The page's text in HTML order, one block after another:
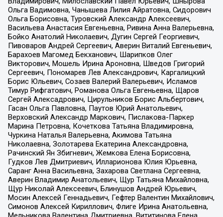
Ольга Вадимовна, Чанышева Лилия Айратовна, Сидорович
Ольга Борисовна, Туровский Александр Алексеевич,
Васильева Анастасия Евгеньевна, Ривина Анна Валерьевна,
Бойко Анатолий Николаевич, Дугин Сергей Георгиевич,
Пивоваров Андрей Сергеевич, Аверин Виталий Евгеньевич,
Барахоев Магомед Бекханович, Шарипков Олег
Викторович, Мошель Ирина Ароновна, Шведов Григорий
Сергеевич, Пономарев Лев Александрович, Каргалицкий
Борис Юльевич, Созаев Валерий Валерьевич, Исламов
Тимур Рифгатович, Романова Ольга Евгеньевна, Щаров
Сергей Алексадрович, Цирульников Борис Альбертович,
Гасан Ольга Павловна, Паутов Юрий Анатольевич,
Верховский Александр Маркович, Пислакова-Паркер
Марина Петровна, Кочеткова Татьяна Владимировна,
Чуркина Наталья Валерьевна, Акимова Татьяна
Николаевна, Золотарева Екатерина Александровна,
Рачинский Ян Збигневич, Жемкова Елена Борисовна,
Гудков Лев Дмитриевич, Илларионова Юлия Юрьевна,
Саранг Анна Васильевна, Захарова Светлана Сергеевна,
Аверин Владимир Анатольевич, Щур Татьяна Михайловна,
Щур Николай Алексеевич, Блинушов Андрей Юрьевич,
Мосин Алексей Геннадьевич, Гефтер Валентин Михайлович,
Симонов Алексей Кириллович, Флиге Ирина Анатольевна,